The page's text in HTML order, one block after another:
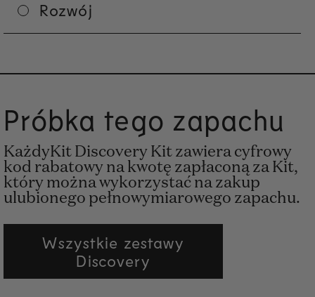
Rozwój
Próbka tego zapachu
KażdyKit Discovery Kit zawiera cyfrowy
kod rabatowy na kwotę zapłaconą za Kit,
który można wykorzystać na zakup
ulubionego pełnowymiarowego zapachu.
Wszystkie zestawy
Discovery